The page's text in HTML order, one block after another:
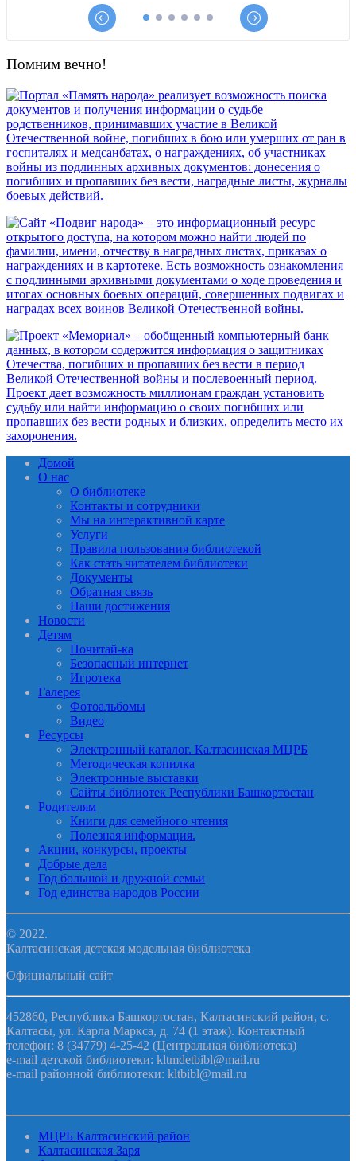
Помним вечно!
Домой
О нас
О библиотеке
Контакты и сотрудники
Мы на интерактивной карте
Услуги
Правила пользования библиотекой
Как стать читателем библиотеки
Документы
Обратная связь
Наши достижения
Новости
Детям
Почитай-ка
Безопасный интернет
Игротека
Галерея
Фотоальбомы
Видео
Ресурсы
Электронный каталог. Калтасинская МЦРБ
Методическая копилка
Электронные выставки
Сайты библиотек Республики Башкортостан
Родителям
Книги для семейного чтения
Полезная информация.
Акции, конкурсы, проекты
Добрые дела
Год большой и дружной семьи
Год единства народов России
© 2022.
Калтасинская детская модельная библиотека
Официальный сайт
452860, Республика Башкортостан, Калтасинский район, с.
Калтасы, ул. Карла Маркса, д. 74 (1 этаж). Контактный
телефон: 8 (34779) 4-25-42 (Центральная библиотека)
e-mail детской библиотеки: kltmdetbibl@mail.ru
e-mail районной библиотеки: kltbibl@mail.ru
МЦРБ Калтасинский район
Калтасинская Заря